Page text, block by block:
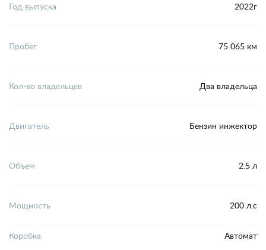
Год выпуска 2022г
Пробег 75 065 км
Кол-во владельцев Два владельца
Двигатель Бензин инжектор
Объем 2.5 л
Мощность 200 л.с
Коробка Автомат